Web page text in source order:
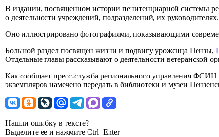
В издании, посвященном истории пенитенциарной системы
о деятельности учреждений, подразделений, их руководителях.
Оно иллюстрировано фотографиями, показывающими
Большой раздел посвящен жизни и подвигу уроженца Пензы,
Отдельные главы рассказывают о деятельности ветеранской
Как сообщает пресс-служба регионального управления ФСИН
экземпляров намечено передать в библиотеки и музеи
Нашли ошибку в тексте?
Выделите ее и нажмите Ctrl+Enter